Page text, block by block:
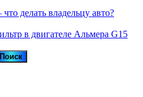
делать владельцу авто?
в двигателе Альмера G15